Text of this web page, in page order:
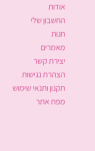
אודות
החשבון שלי
חנות
מאמרים
יצירת קשר
הצהרת נגישות
תקנון ותנאי שימוש
מפת אתר